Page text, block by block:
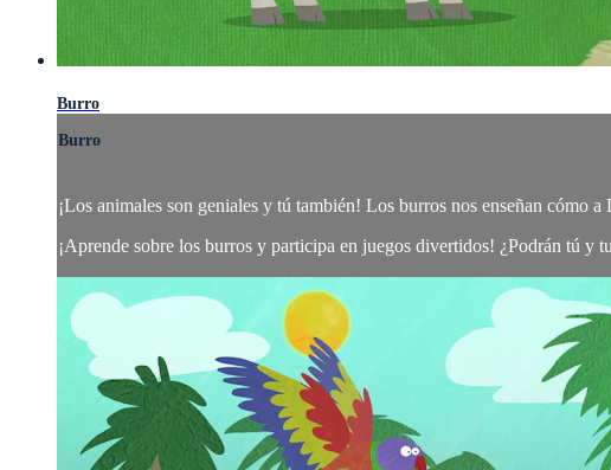
Burro
Burro
¡Los animales son geniales y tú también! Los burros nos enseñan cómo
¡Aprende sobre los burros y participa en juegos divertidos! ¿Podrán tú y